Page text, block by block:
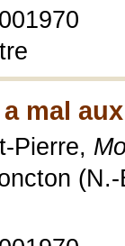
mal
Pierre,